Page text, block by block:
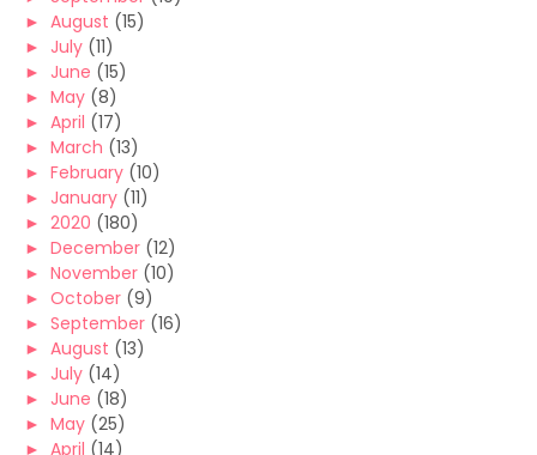
► August (15)
► July (11)
► June (15)
► May (8)
► April (17)
► March (13)
► February (10)
► January (11)
► 2020 (180)
► December (12)
► November (10)
► October (9)
► September (16)
► August (13)
► July (14)
► June (18)
► May (25)
► April (14)